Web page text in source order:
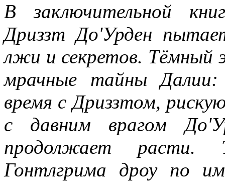
В заключительной
Дриззт До'Урден
лжи и секретов. Тёмный
мрачные тайны Далии:
время с Дриззтом,
с давним врагом
продолжает расти.
Гонтлгрима дроу по